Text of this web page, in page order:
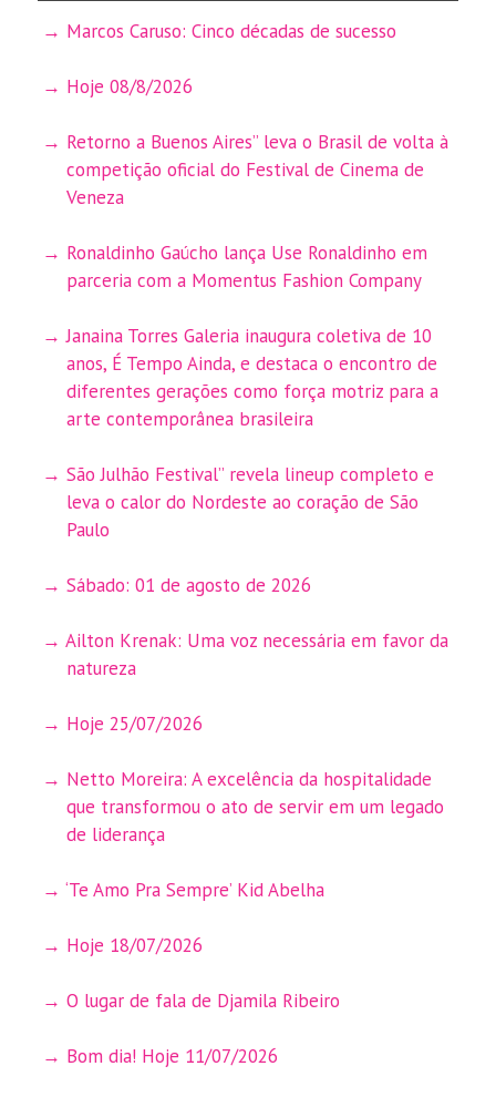
Marcos Caruso: Cinco décadas de sucesso
Hoje 08/8/2026
Retorno a Buenos Aires” leva o Brasil de volta à
competição oficial do Festival de Cinema de
Veneza
Ronaldinho Gaúcho lança Use Ronaldinho em
parceria com a Momentus Fashion Company
Janaina Torres Galeria inaugura coletiva de 10
anos, É Tempo Ainda, e destaca o encontro de
diferentes gerações como força motriz para a
arte contemporânea brasileira
São Julhão Festival” revela lineup completo e
leva o calor do Nordeste ao coração de São
Paulo
Sábado: 01 de agosto de 2026
Ailton Krenak: Uma voz necessária em favor da
natureza
Hoje 25/07/2026
Netto Moreira: A excelência da hospitalidade
que transformou o ato de servir em um legado
de liderança
‘Te Amo Pra Sempre’ Kid Abelha
Hoje 18/07/2026
O lugar de fala de Djamila Ribeiro
Bom dia! Hoje 11/07/2026